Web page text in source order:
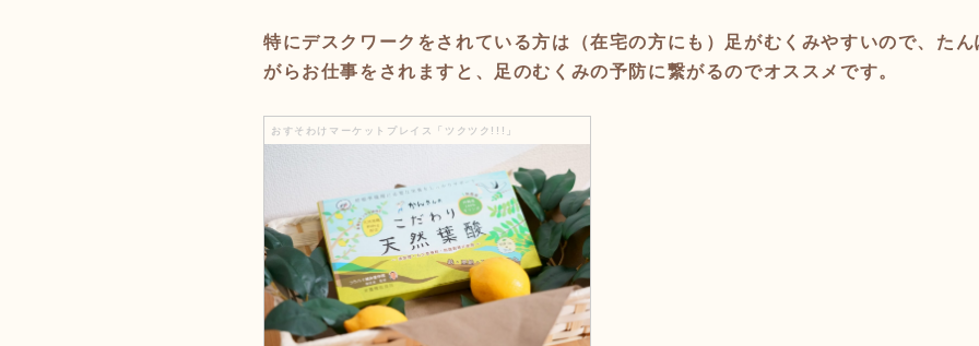
特にデスクワークをされている方は（在宅の方にも）足がむくみやすいので、た
がらお仕事をされますと、足のむくみの予防に繋がるのでオススメです。
おすそわけマーケットプレイス「ツクツク!!!」